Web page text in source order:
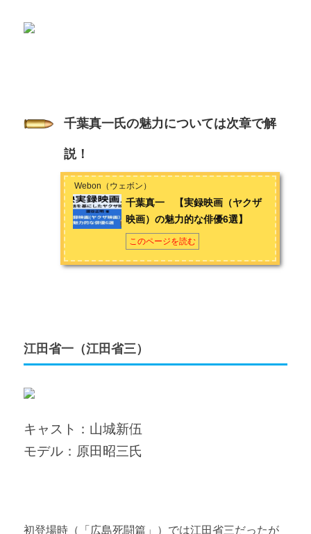
千葉真一氏の魅力については次章で解
説！
Webon（ウェボン）
千葉真一 【実録映画（ヤクザ
映画）の魅力的な俳優6選】
このページを読む
江田省一（江田省三）
キャスト：山城新伍
モデル：原田昭三氏
初登場時（「広島死闘篇」）では江田省三だったが